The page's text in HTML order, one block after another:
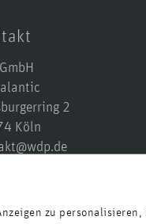
zu
2
Köln